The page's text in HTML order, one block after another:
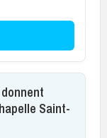
Saint-